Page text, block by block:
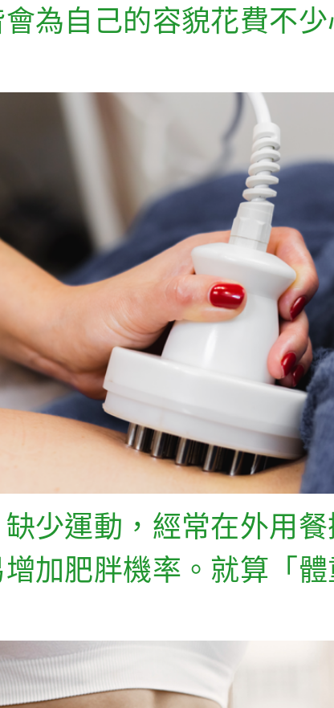
為自己的容貌花費不
少運動，經常在外用
加肥胖機率。就算「